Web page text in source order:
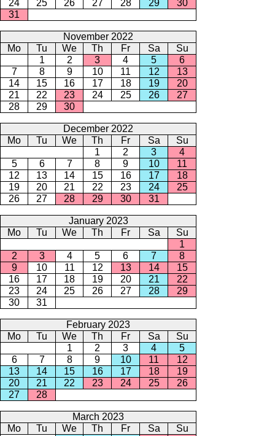
24
25 26 27 28 29
30
31
November 2022
Mo
Tu We Th Fr Sa
Su
1
2 3 4 5
6
7
8 9 10 11 12
13
14
15 16 17 18 19
20
21
22 23 24 25 26
27
28
29 30
December 2022
Mo
Tu We Th Fr Sa
Su
1
2 3
4
5
6 7 8 9 10
11
12
13 14 15 16 17
18
19
20 21 22 23 24
25
26
27 28 29 30 31
January 2023
Mo
Tu We Th Fr Sa
Su
1
2
3 4 5 6 7
8
9
10 11 12 13 14
15
16
17 18 19 20 21
22
23
24 25 26 27 28
29
30
31
February 2023
Mo
Tu We Th Fr Sa
Su
1
2 3 4
5
6
7 8 9 10 11
12
13
14 15 16 17 18
19
20
21 22 23 24 25
26
27
28
March 2023
Mo
Tu We Th Fr Sa
Su